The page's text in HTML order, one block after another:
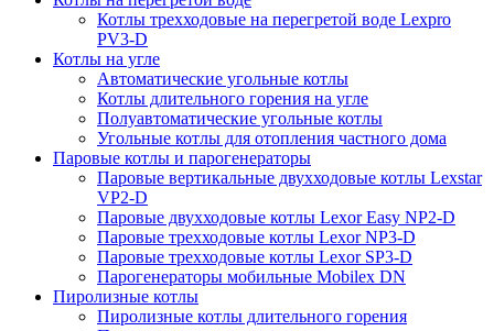
Котлы трехходовые на перегретой воде Lexpro
PV3-D
Котлы на угле
Автоматические угольные котлы
Котлы длительного горения на угле
Полуавтоматические угольные котлы
Угольные котлы для отопления частного дома
Паровые котлы и парогенераторы
Паровые вертикальные двухходовые котлы Lexstar
VP2-D
Паровые двухходовые котлы Lexor Easy NP2-D
Паровые трехходовые котлы Lexor NP3-D
Паровые трехходовые котлы Lexor SP3-D
Парогенераторы мобильные Mobilex DN
Пиролизные котлы
Пиролизные котлы длительного горения